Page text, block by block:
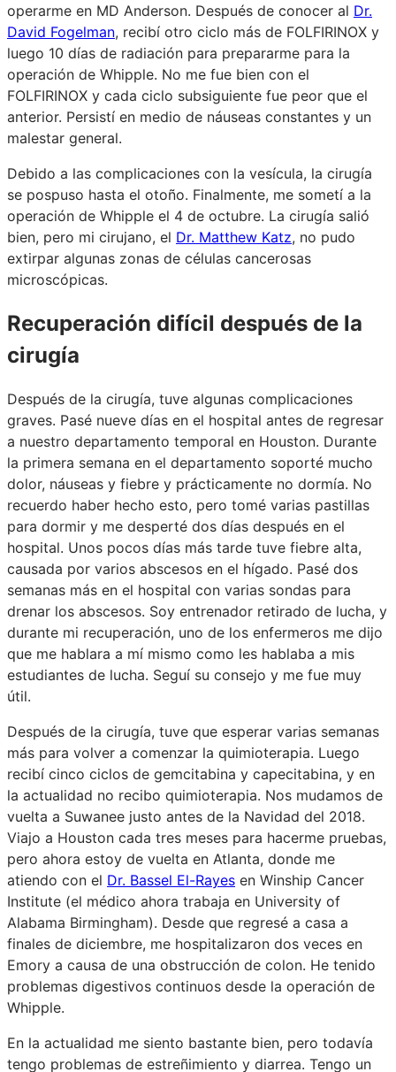
operarme en MD Anderson. Después de conocer al Dr.
David Fogelman, recibí otro ciclo más de FOLFIRINOX y
luego 10 días de radiación para prepararme para la
operación de Whipple. No me fue bien con el
FOLFIRINOX y cada ciclo subsiguiente fue peor que el
anterior. Persistí en medio de náuseas constantes y un
malestar general.
Debido a las complicaciones con la vesícula, la cirugía
se pospuso hasta el otoño. Finalmente, me sometí a la
operación de Whipple el 4 de octubre. La cirugía salió
bien, pero mi cirujano, el Dr. Matthew Katz, no pudo
extirpar algunas zonas de células cancerosas
microscópicas.
Recuperación difícil después de la
cirugía
Después de la cirugía, tuve algunas complicaciones
graves. Pasé nueve días en el hospital antes de regresar
a nuestro departamento temporal en Houston. Durante
la primera semana en el departamento soporté mucho
dolor, náuseas y fiebre y prácticamente no dormía. No
recuerdo haber hecho esto, pero tomé varias pastillas
para dormir y me desperté dos días después en el
hospital. Unos pocos días más tarde tuve fiebre alta,
causada por varios abscesos en el hígado. Pasé dos
semanas más en el hospital con varias sondas para
drenar los abscesos. Soy entrenador retirado de lucha, y
durante mi recuperación, uno de los enfermeros me dijo
que me hablara a mí mismo como les hablaba a mis
estudiantes de lucha. Seguí su consejo y me fue muy
útil.
Después de la cirugía, tuve que esperar varias semanas
más para volver a comenzar la quimioterapia. Luego
recibí cinco ciclos de gemcitabina y capecitabina, y en
la actualidad no recibo quimioterapia. Nos mudamos de
vuelta a Suwanee justo antes de la Navidad del 2018.
Viajo a Houston cada tres meses para hacerme pruebas,
pero ahora estoy de vuelta en Atlanta, donde me
atiendo con el Dr. Bassel El-Rayes en Winship Cancer
Institute (el médico ahora trabaja en University of
Alabama Birmingham). Desde que regresé a casa a
finales de diciembre, me hospitalizaron dos veces en
Emory a causa de una obstrucción de colon. He tenido
problemas digestivos continuos desde la operación de
Whipple.
En la actualidad me siento bastante bien, pero todavía
tengo problemas de estreñimiento y diarrea. Tengo un